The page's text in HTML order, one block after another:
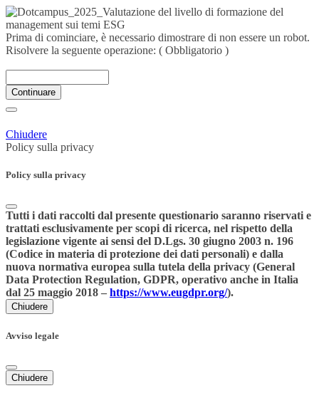
Prima di cominciare, è necessario dimostrare di non essere un robot.
Risolvere la seguente operazione: ( Obbligatorio )
Continuare
Chiudere
Policy sulla privacy
Policy sulla privacy
Tutti i dati raccolti dal presente questionario saranno riservati e
trattati esclusivamente per scopi di ricerca, nel rispetto della
legislazione vigente ai sensi del D.Lgs. 30 giugno 2003 n. 196
(Codice in materia di protezione dei dati personali) e dalla
nuova normativa europea sulla tutela della privacy (General
Data Protection Regulation, GDPR, operativo anche in Italia
dal 25 maggio 2018 – https://www.eugdpr.org/).
Chiudere
Avviso legale
Chiudere